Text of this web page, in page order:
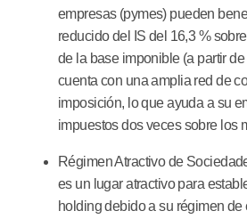
empresas (pymes) pueden
reducido del IS del 16,3 %
de la base imponible (a partir de
cuenta con una amplia red de
imposición, lo que ayuda a su
impuestos dos veces sobre los
Régimen Atractivo de
es un lugar atractivo para
holding debido a su régimen